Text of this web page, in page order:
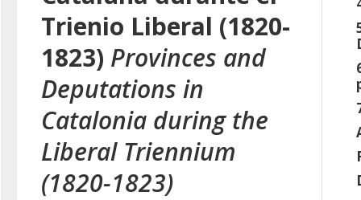
Trienio Liberal (1820-
1823) Provinces and
Deputations in
Catalonia during the
Liberal Triennium
(1820-1823)